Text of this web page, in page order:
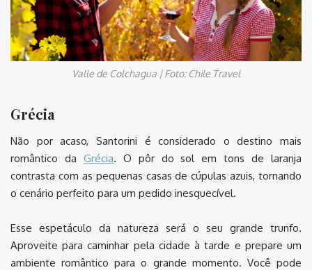
Valle de Colchagua | Foto: Chile Travel
Grécia
Não por acaso, Santorini é considerado o destino mais
romântico da Grécia. O pôr do sol em tons de laranja
contrasta com as pequenas casas de cúpulas azuis, tornando
o cenário perfeito para um pedido inesquecível.
Esse espetáculo da natureza será o seu grande trunfo.
Aproveite para caminhar pela cidade à tarde e prepare um
ambiente romântico para o grande momento. Você pode